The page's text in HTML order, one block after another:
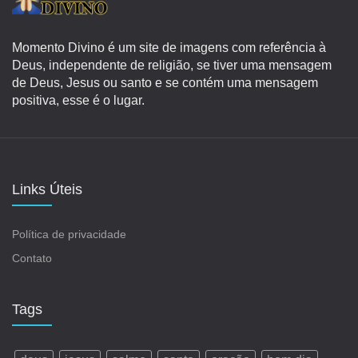
Momento Divino é um site de imagens com referência à
Deus, independente de religião, se tiver uma mensagem
de Deus, Jesus ou santo e se contém uma mensagem
positiva, esse é o lugar.
Links Úteis
Política de privacidade
Contato
Tags